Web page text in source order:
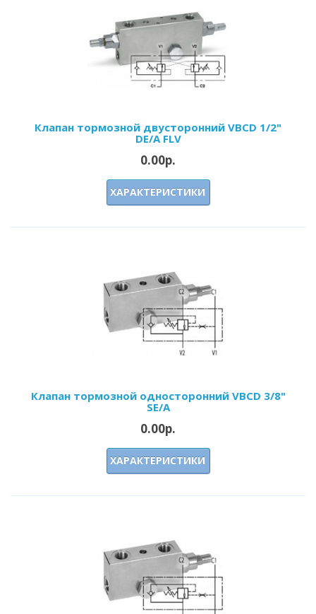
Клапан тормозной двусторонний VBCD 1/2"
DE/A FLV
0.00р.
ХАРАКТЕРИСТИКИ
Клапан тормозной односторонний VBCD 3/8"
SE/A
0.00р.
ХАРАКТЕРИСТИКИ